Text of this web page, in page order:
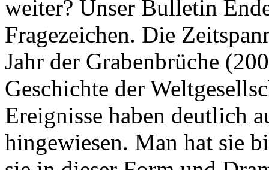
weiter? Unser Bulletin
Fragezeichen. Die
Jahr der Grabenbrüche
Geschichte der
Ereignisse haben deutlich
hingewiesen. Man hat sie